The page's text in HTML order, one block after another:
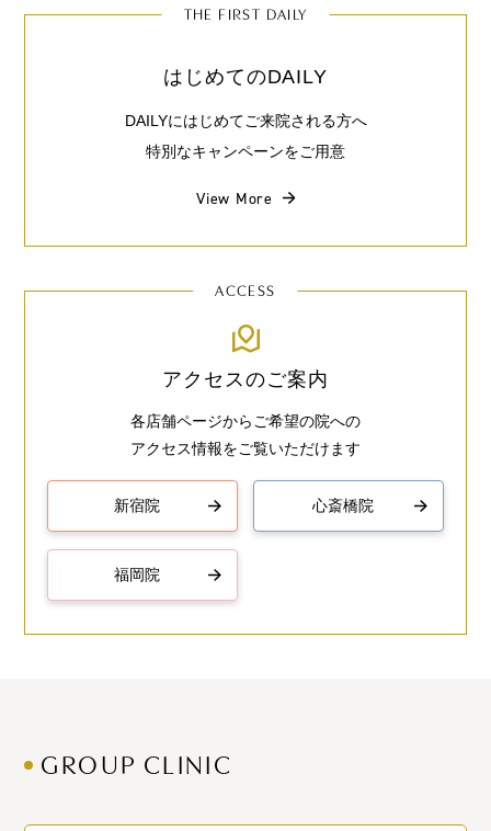
THE FIRST DAILY
はじめてのDAILY
DAILYにはじめてご来院される方へ
特別なキャンペーンをご用意
View More
ACCESS
アクセスのご案内
各店舗ページからご希望の院への
アクセス情報をご覧いただけます
新宿院 心斎橋院
福岡院
GROUP CLINIC